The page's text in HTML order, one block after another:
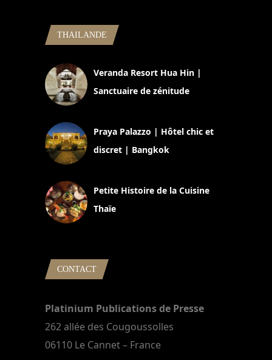
THAILANDE
Veranda Resort Hua Hin |
Sanctuaire de zénitude
Praya Palazzo | Hôtel chic et
discret | Bangkok
Petite Histoire de la Cuisine
Thaïe
CONTACT
Platinium Publications de Presse
262 allée des Cougoussolles
06110 Le Cannet – France